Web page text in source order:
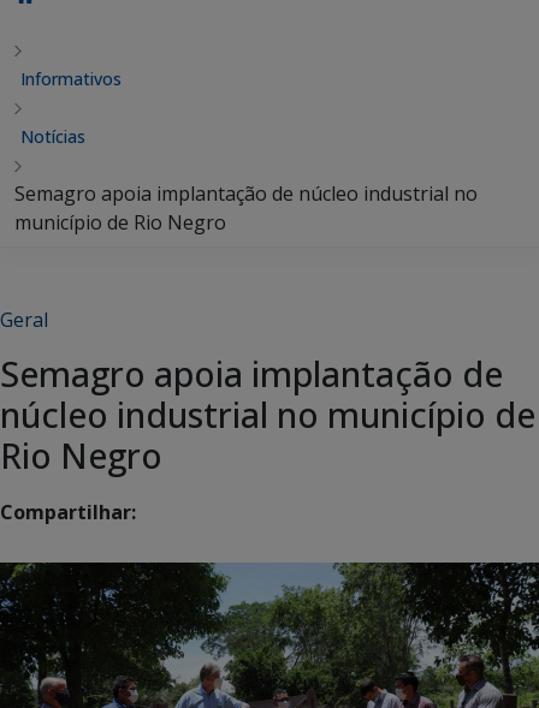
Informativos
Notícias
Semagro apoia implantação de núcleo industrial no
município de Rio Negro
Geral
Semagro apoia implantação de
núcleo industrial no município de
Rio Negro
Compartilhar: